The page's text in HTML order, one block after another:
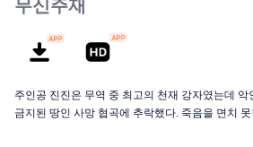
무신주재
주인공 진진은 무역 중 최고의 천재 강자였는데 악
금지된 땅인 사망 협곡에 추락했다. 죽음을 면치